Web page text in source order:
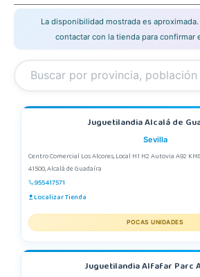
La disponibilidad mostrada es
contactar con la tienda para confirmar
Juguetilandia Alcalá de
Sevilla
Centro Comercial Los Alcores, Local H1 H2 Autovia A92
41500, Alcalá de Guadaíra
955417571
Localizar Tienda
POCAS UNIDADES
Juguetilandia Alfafar Parc